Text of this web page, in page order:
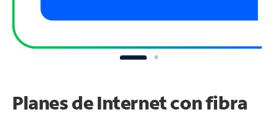
Planes de Internet con fibra